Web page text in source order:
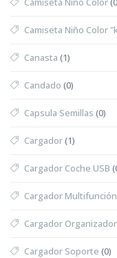
Camiseta Niño Color
Canasta (1)
Candado (0)
Capsula Semillas (0)
Cargador(1)
Cargador Coche USB
Cargador Multifunción
Cargador Organizador
Cargador Soporte (0)